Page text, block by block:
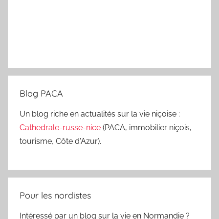
Blog PACA
Un blog riche en actualités sur la vie niçoise :
Cathedrale-russe-nice (PACA, immobilier niçois,
tourisme, Côte d'Azur).
Pour les nordistes
Intéressé par un blog sur la vie en Normandie ?